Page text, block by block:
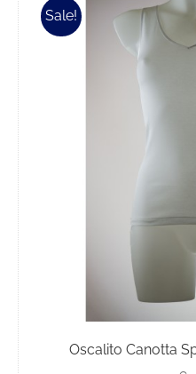
Sale!
Oscalito Canotta